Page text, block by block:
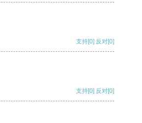
支持[0] 反对[0]
支持[0] 反对[0]